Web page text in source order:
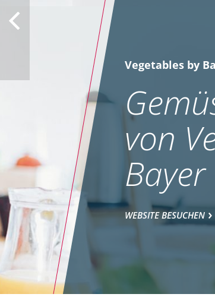
Vegetables by
von
Bayer
WEBSITE BESUCHEN